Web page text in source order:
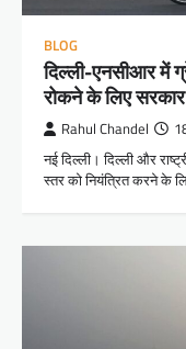
BLOG
दिल्ली-एनसीआर में
रोकने के लिए
Rahul Chandel
नई दिल्ली। दिल्ली और
स्तर को नियंत्रित करने के